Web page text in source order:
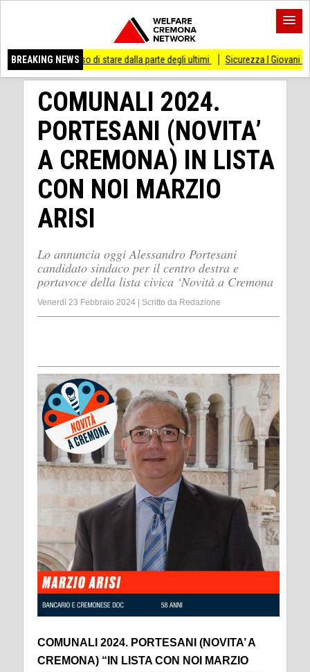
BREAKING NEWS
di stare dalla parte degli ultimi Sicurezza I Giovani Democratici
COMUNALI 2024.
PORTESANI (NOVITA’
A CREMONA) IN LISTA
CON NOI MARZIO
ARISI
Lo annuncia oggi Alessandro Portesani
candidato sindaco per il centro destra e
portavoce della lista civica ‘Novità a Cremona
Venerdì 23 Febbraio 2024 Scritto da Redazione
COMUNALI 2024. PORTESANI (NOVITA’ A
CREMONA) “IN LISTA CON NOI MARZIO